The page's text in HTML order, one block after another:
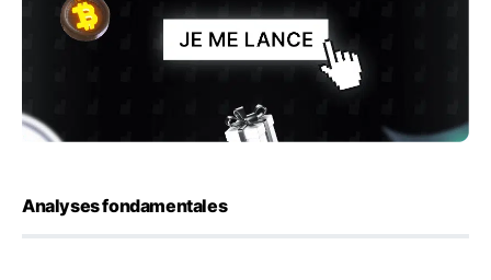
Analyses fondamentales